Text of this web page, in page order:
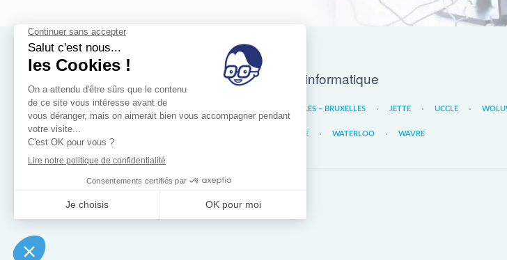
Nos magasins d'informatique
IXELLES – BRUXELLES JETTE UCCLE
LIÈGE WATERLOO WAVRE